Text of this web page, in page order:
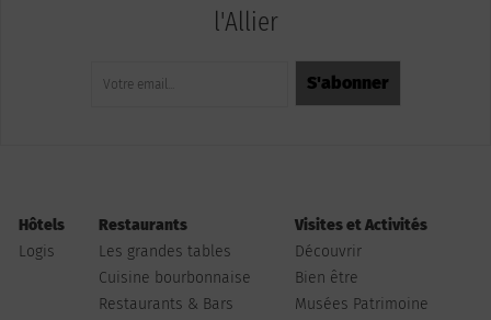
l'Allier
Hôtels
Logis
Restaurants
Les grandes tables
Cuisine bourbonnaise
Restaurants & Bars
Visites et Activités
Découvrir
Bien être
Musées Patrimoine